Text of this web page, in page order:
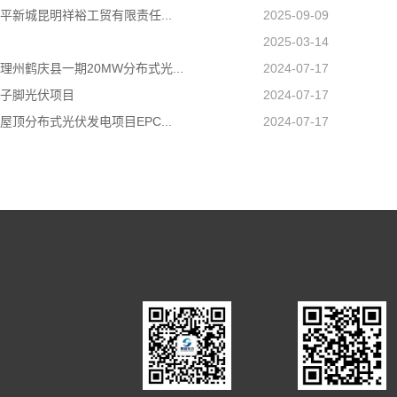
新城昆明祥裕工贸有限责任...
2025-09-09
2025-03-14
州鹤庆县一期20MW分布式光...
2024-07-17
脚光伏项目
2024-07-17
顶分布式光伏发电项目EPC...
2024-07-17